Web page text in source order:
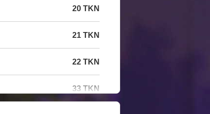
20 TKN
21 TKN
22 TKN
33 TKN